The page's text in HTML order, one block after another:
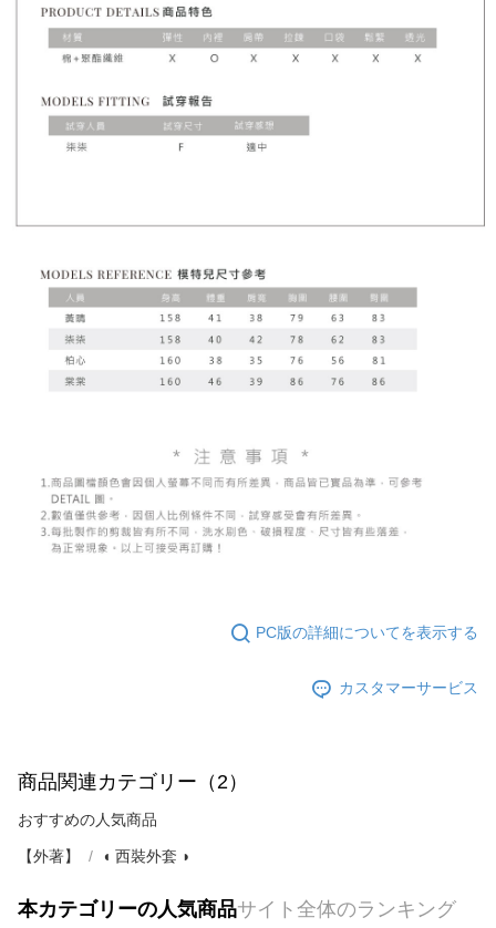
PC版の詳細についてを表示する
カスタマーサービス
商品関連カテゴリー（2）
おすすめの人気商品
【外著】 ◖ 西裝外套 ◗
本カテゴリーの人気商品サイト全体のランキング